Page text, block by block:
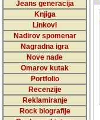
Jeans generacija
Knjiga
Linkovi
Nadirov spomenar
Nagradna igra
Nove nade
Omarov kutak
Portfolio
Recenzije
Reklamiranje
Rock biografije